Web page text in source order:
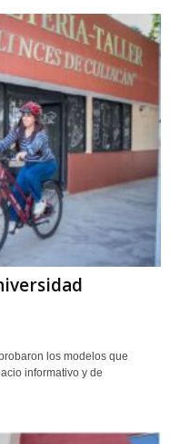
los modelos que
informativo y de